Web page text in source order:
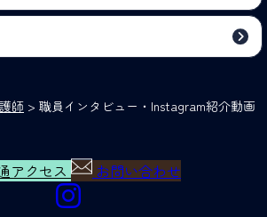
師 > 職員インタビュー・Instagram紹介動画
アクセス お問い合わせ